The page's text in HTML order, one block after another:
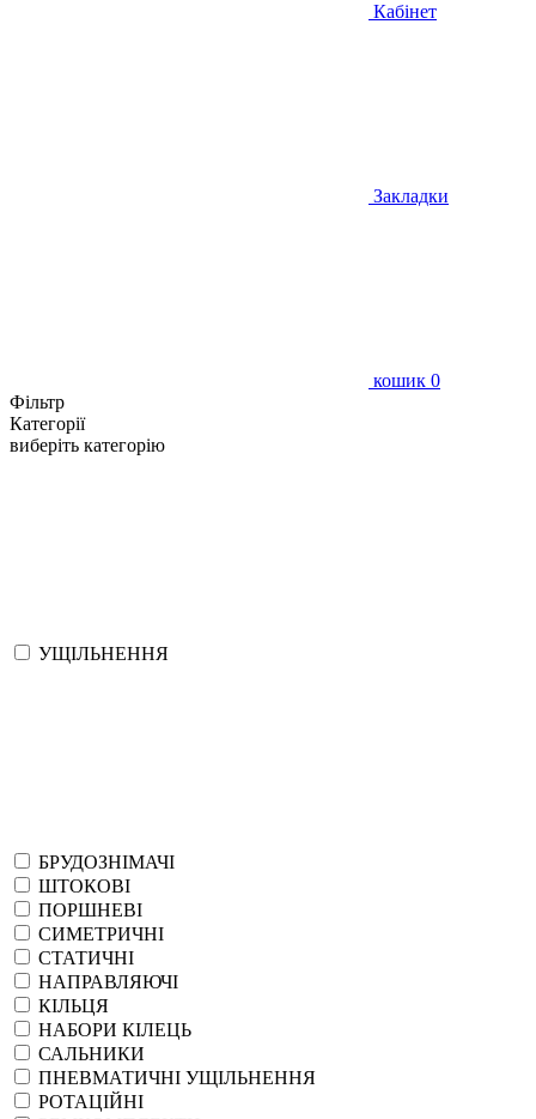
Кабінет
Закладки
кошик 0
Фільтр
Категорії
виберіть категорію
УЩІЛЬНЕННЯ
БРУДОЗНІМАЧІ
ШТОКОВІ
ПОРШНЕВІ
СИМЕТРИЧНІ
СТАТИЧНІ
НАПРАВЛЯЮЧІ
КІЛЬЦЯ
НАБОРИ КІЛЕЦЬ
САЛЬНИКИ
ПНЕВМАТИЧНІ УЩІЛЬНЕННЯ
РОТАЦІЙНІ